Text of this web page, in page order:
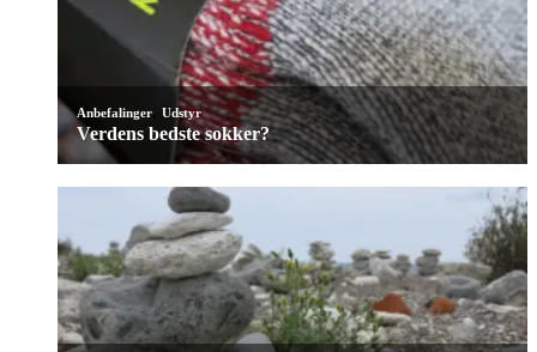
Anbefalinger Udstyr
Verdens bedste sokker?